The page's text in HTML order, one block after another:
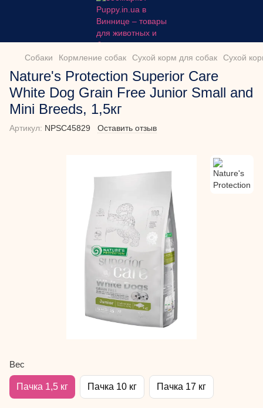
Собаки Кормление собак Сухой корм для собак Сухой
Nature's Protection Superior Care
White Dog Grain Free Junior Small and
Mini Breeds, 1,5кг
Артикул: NPSC45829 Оставить отзыв
Вес
Пачка 1,5 кг Пачка 10 кг Пачка 17 кг